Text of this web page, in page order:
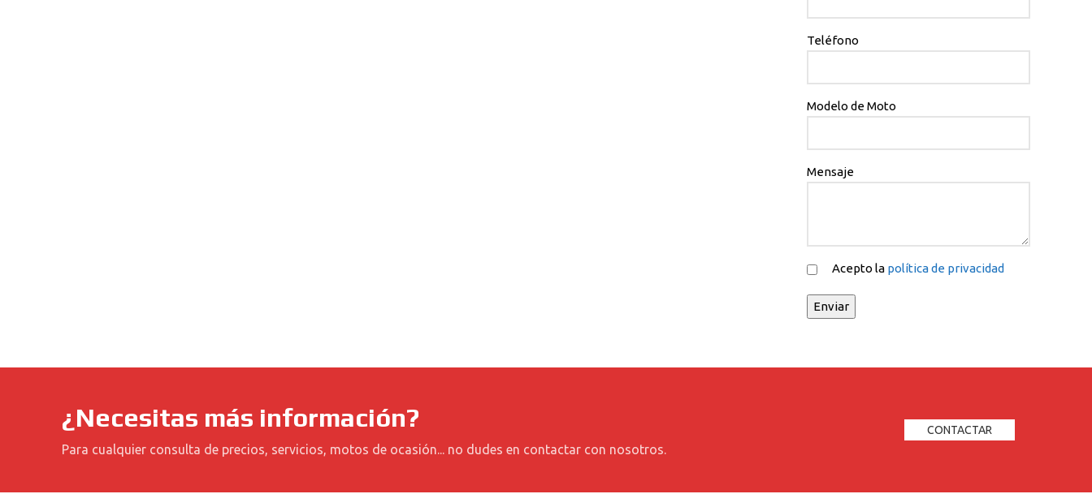
Teléfono
Modelo de Moto
Mensaje
Acepto la política de privacidad
¿Necesitas más información?
Para cualquier consulta de precios, servicios, motos de ocasión... no dudes en contactar con nosotros.
CONTACTAR